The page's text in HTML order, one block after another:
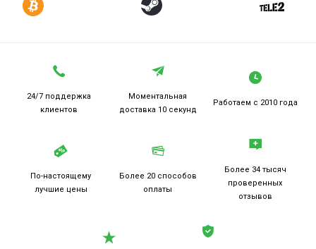
24/7 поддержка
клиентов
Моментальная
доставка 10 секунд
Работаем с 2010 года
По-настоящему
лучшие цены
Более 20 способов
оплаты
Более 34 тысяч
проверенных
отзывов